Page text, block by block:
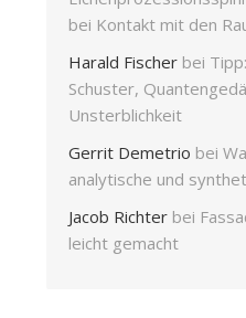
bei Kontakt mit den
Harald Fischer bei
Schuster,
Unsterblichkeit
Gerrit Demetrio bei
analytische und
Jacob Richter bei
leicht gemacht